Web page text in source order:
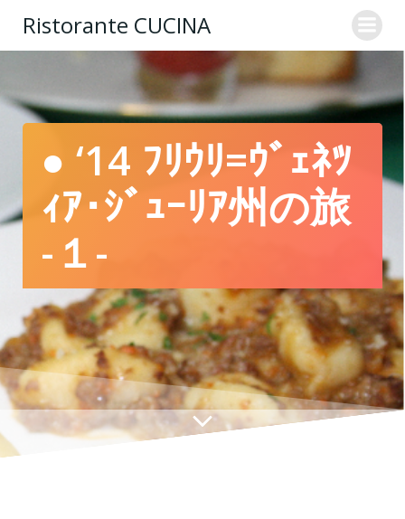
ン
テ
ン
ツ
へ
ス
キ
ッ
プ
Ristorante CUCINA
● ‘14 ﾌﾘｳﾘ=ｳﾞｪﾈﾂ
ｨｱ･ｼﾞｭｰﾘｱ州の旅
-１-